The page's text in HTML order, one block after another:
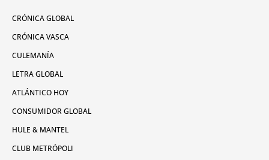
CRÓNICA GLOBAL
CRÓNICA VASCA
CULEMANÍA
LETRA GLOBAL
ATLÁNTICO HOY
CONSUMIDOR GLOBAL
HULE & MANTEL
CLUB METRÓPOLI